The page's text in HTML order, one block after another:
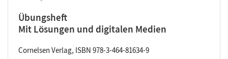
Übungsheft
Mit Lösungen und digitalen Medien
Cornelsen Verlag, ISBN 978-3-464-81634-9